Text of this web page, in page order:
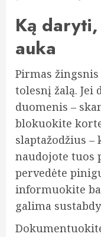
Ką
auka
Pirmas
tolesnį žalą. Jei
duomenis –
blokuokite
slaptažodžius
naudojote tuos
pervedėte
informuokite
galima